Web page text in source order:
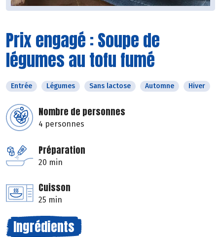
Prix engagé : Soupe de
légumes au tofu fumé
Entrée Légumes Sans lactose Automne Hiver
Nombre de personnes
4 personnes
Préparation
20 min
Cuisson
25 min
Ingrédients